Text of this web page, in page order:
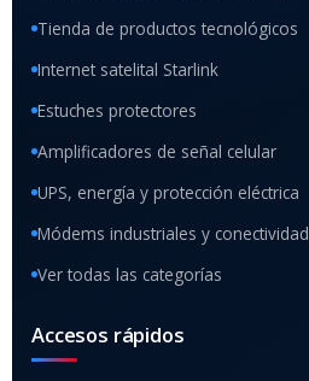
Tienda de productos tecnológicos
Internet satelital Starlink
Estuches protectores
Amplificadores de señal celular
UPS, energía y protección eléctrica
Módems industriales y conectividad
Ver todas las categorías
Accesos rápidos